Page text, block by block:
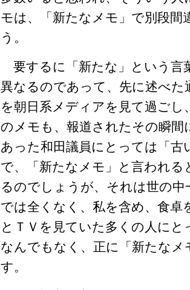
モは、「新たなメモ」で別段間
う。
要するに「新たな」という言
異なるのであって、先に述べた
を朝日系メディアを見て過ごし
のメモも、報道されたその瞬
あった和田議員にとっては「古
で、「新たなメモ」と言われる
るのでしょうが、それは世の
では全くなく、私を含め、食
とＴＶを見ていた多くの人にと
なんでもなく、正に「新たな
す。